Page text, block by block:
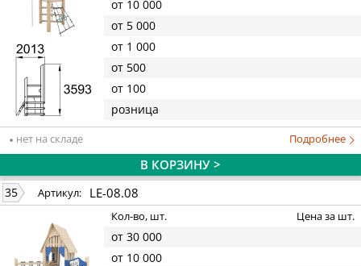
от 10 000
от 5 000
от 1 000
от 500
от 100
розница
нет на складе Подробнее
В КОРЗИНУ >
35 Артикул: LE-08.08
Кол-во, шт. Цена за шт.
от 30 000
от 10 000